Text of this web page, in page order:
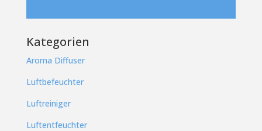
Kategorien
Aroma Diffuser
Luftbefeuchter
Luftreiniger
Luftentfeuchter